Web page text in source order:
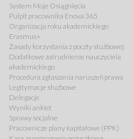
System Moje Osiągnięcia
Pulpit pracownika Enova 365
Organizacja roku akademickiego
Erasmus+
Zasady korzystania z poczty służbowej
Dodatkowe zatrudnienie nauczyciela
akademickiego
Procedura zgłaszania naruszeń prawa
Legitymacje służbowe
Delegacje
Wyniki ankiet
Sprawy socjalne
Pracownicze plany kapitałowe (PPK)